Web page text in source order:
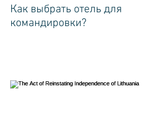
Как выбрать отель для
командировки?